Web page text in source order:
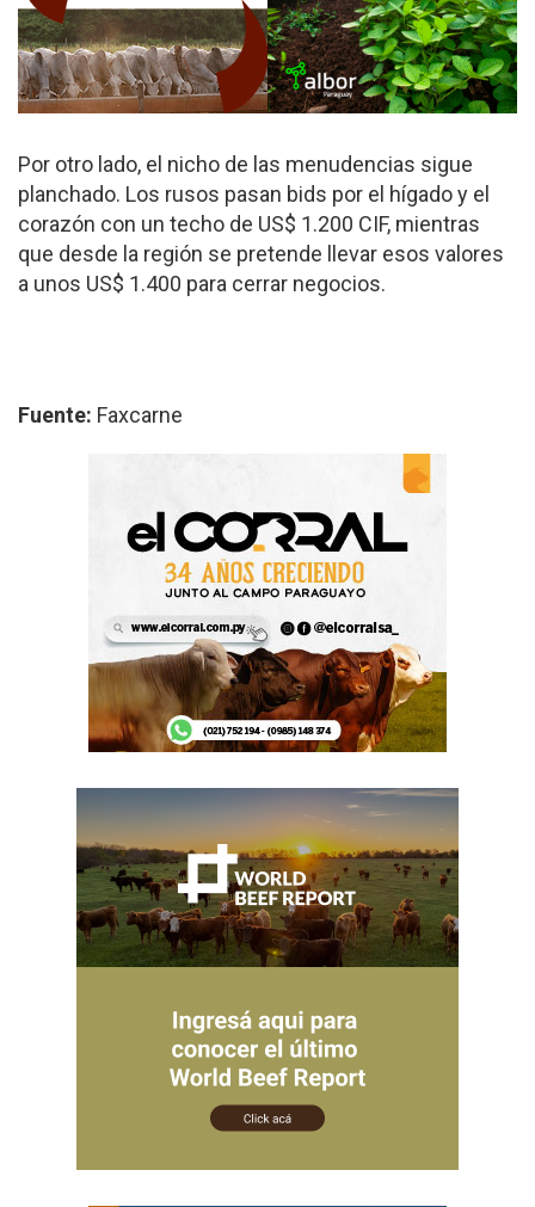
Por otro lado, el nicho de las menudencias sigue
planchado. Los rusos pasan bids por el hígado y el
corazón con un techo de US$ 1.200 CIF, mientras
que desde la región se pretende llevar esos valores
a unos US$ 1.400 para cerrar negocios.
Fuente: Faxcarne